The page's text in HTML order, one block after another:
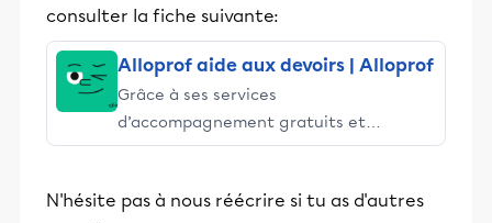
consulter la fiche suivante:
Alloprof aide aux devoirs | Alloprof
Grâce à ses services
d’accompagnement gratuits et
stimulants, Alloprof engage les élèves
éducative.
N'hésite pas à nous réécrire si tu as d'autres